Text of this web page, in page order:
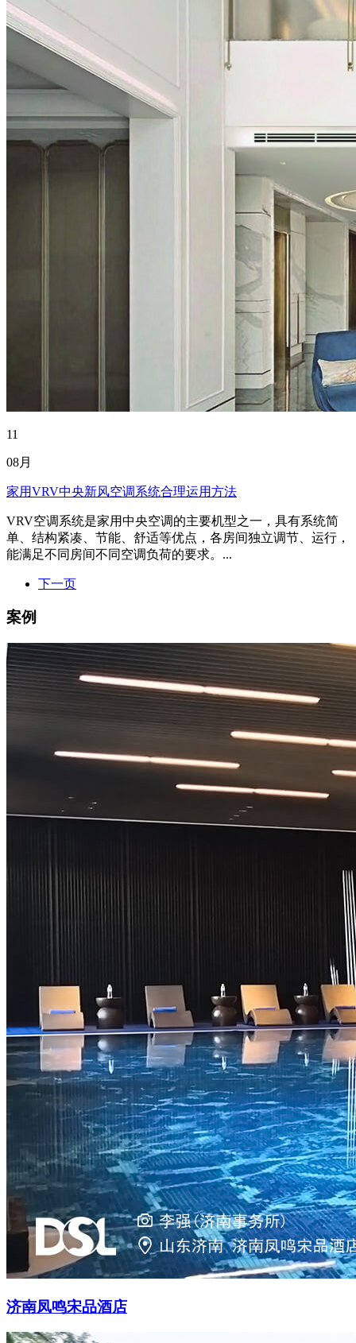
11
08月
家用VRV中央新风空调系统合理运用方法
VRV空调系统是家用中央空调的主要机型之一，具有系统简
单、结构紧凑、节能、舒适等优点，各房间独立调节、运行，
能满足不同房间不同空调负荷的要求。...
下一页
案例
济南凤鸣宋品酒店